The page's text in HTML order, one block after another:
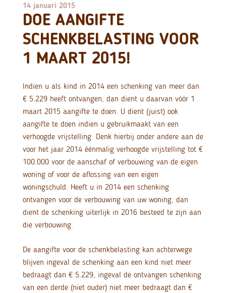
14 januari 2015
DOE AANGIFTE
SCHENKBELASTING VOOR
1 MAART 2015!
Indien u als kind in 2014 een schenking van meer dan
€ 5.229 heeft ontvangen, dan dient u daarvan vóór 1
maart 2015 aangifte te doen. U dient (juist) ook
aangifte te doen indien u gebruikmaakt van een
verhoogde vrijstelling. Denk hierbij onder andere aan de
voor het jaar 2014 éénmalig verhoogde vrijstelling tot €
100.000 voor de aanschaf of verbouwing van de eigen
woning of voor de aflossing van een eigen
woningschuld. Heeft u in 2014 een schenking
ontvangen voor de verbouwing van uw woning, dan
dient de schenking uiterlijk in 2016 besteed te zijn aan
die verbouwing.
De aangifte voor de schenkbelasting kan achterwege
blijven ingeval de schenking aan een kind niet meer
bedraagt dan € 5.229, ingeval de ontvangen schenking
van een derde (niet ouder) niet meer bedraagt dan €